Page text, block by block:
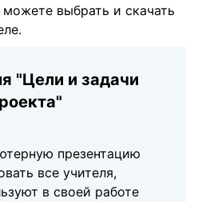
выбрать и скачать
"Цели и задачи
презентацию
все учителя,
в своей работе